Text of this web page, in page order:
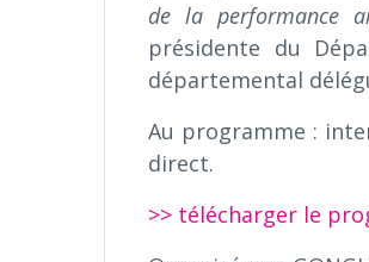
de la performance
présidente du
départemental
Au programme :
direct.
>> télécharger le